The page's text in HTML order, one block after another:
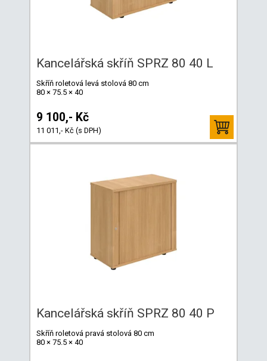
Kancelářská skříň SPRZ 80 40 L
Skříň roletová levá stolová 80 cm
80 × 75.5 × 40
9 100,- Kč
11 011,- Kč (s DPH)
Kancelářská skříň SPRZ 80 40 P
Skříň roletová pravá stolová 80 cm
80 × 75.5 × 40